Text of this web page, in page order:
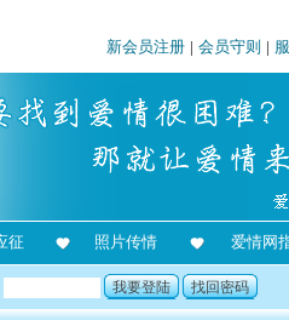
新会员注册 | 会员守则 |
征 照片传情 爱情网
我要登陆 找回密码